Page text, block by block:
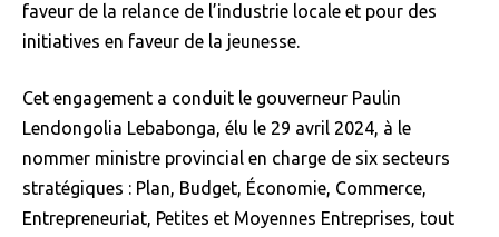
faveur de la relance de l’industrie locale et pour des
initiatives en faveur de la jeunesse.
Cet engagement a conduit le gouverneur Paulin
Lendongolia Lebabonga, élu le 29 avril 2024, à le
nommer ministre provincial en charge de six secteurs
stratégiques : Plan, Budget, Économie, Commerce,
Entrepreneuriat, Petites et Moyennes Entreprises, tout